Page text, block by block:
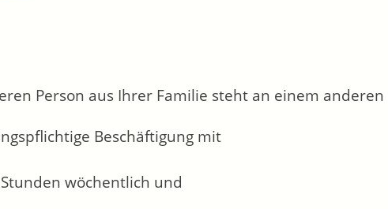
Person aus Ihrer Familie steht an einem
Beschäftigung mit
wöchentlich und